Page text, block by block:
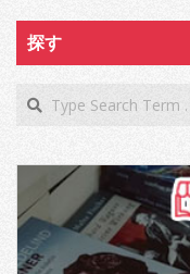
探す
Search